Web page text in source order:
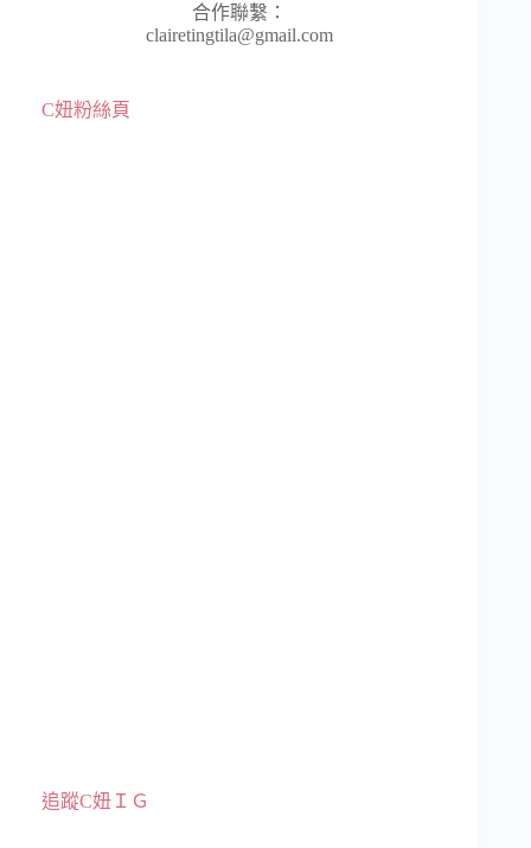
合作聯繫：
clairetingtila@gmail.com
C妞粉絲頁
追蹤C妞ＩＧ